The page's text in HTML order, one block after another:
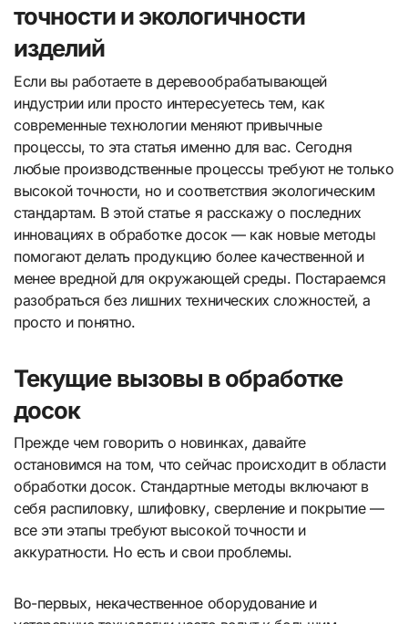
точности и экологичности
изделий
Если вы работаете в деревообрабатывающей
индустрии или просто интересуетесь тем, как
современные технологии меняют привычные
процессы, то эта статья именно для вас. Сегодня
любые производственные процессы требуют не только
высокой точности, но и соответствия экологическим
стандартам. В этой статье я расскажу о последних
инновациях в обработке досок — как новые методы
помогают делать продукцию более качественной и
менее вредной для окружающей среды. Постараемся
разобраться без лишних технических сложностей, а
просто и понятно.
Текущие вызовы в обработке
досок
Прежде чем говорить о новинках, давайте
остановимся на том, что сейчас происходит в области
обработки досок. Стандартные методы включают в
себя распиловку, шлифовку, сверление и покрытие —
все эти этапы требуют высокой точности и
аккуратности. Но есть и свои проблемы.
Во-первых, некачественное оборудование и